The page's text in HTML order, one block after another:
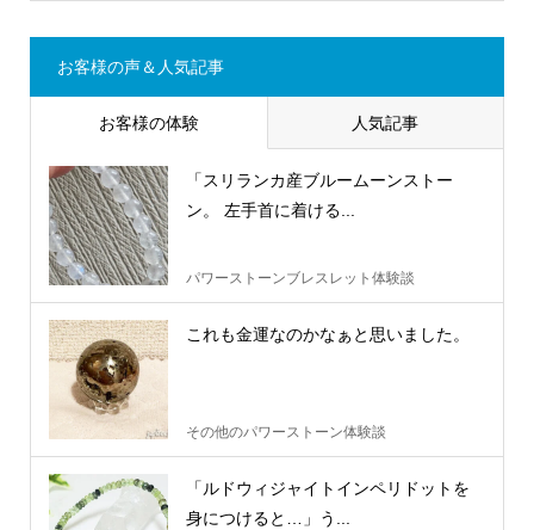
お客様の声＆人気記事
お客様の体験 人気記事
「スリランカ産ブルームーンストー
ン。 左手首に着ける...
パワーストーンブレスレット体験談
これも金運なのかなぁと思いました。
その他のパワーストーン体験談
「ルドウィジャイトインペリドットを
身につけると…」う...